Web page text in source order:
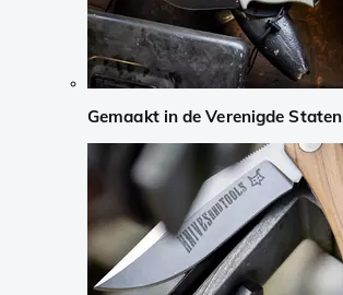
Gemaakt in de Verenigde Staten